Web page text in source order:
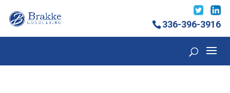
336-396-3916